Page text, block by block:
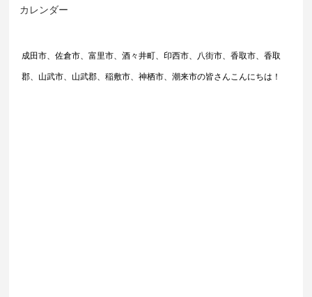
カレンダー
成田市、佐倉市、富里市、酒々井町、印西市、八街市、香取市、香取
郡、山武市、山武郡、稲敷市、神栖市、潮来市の皆さんこんにちは！